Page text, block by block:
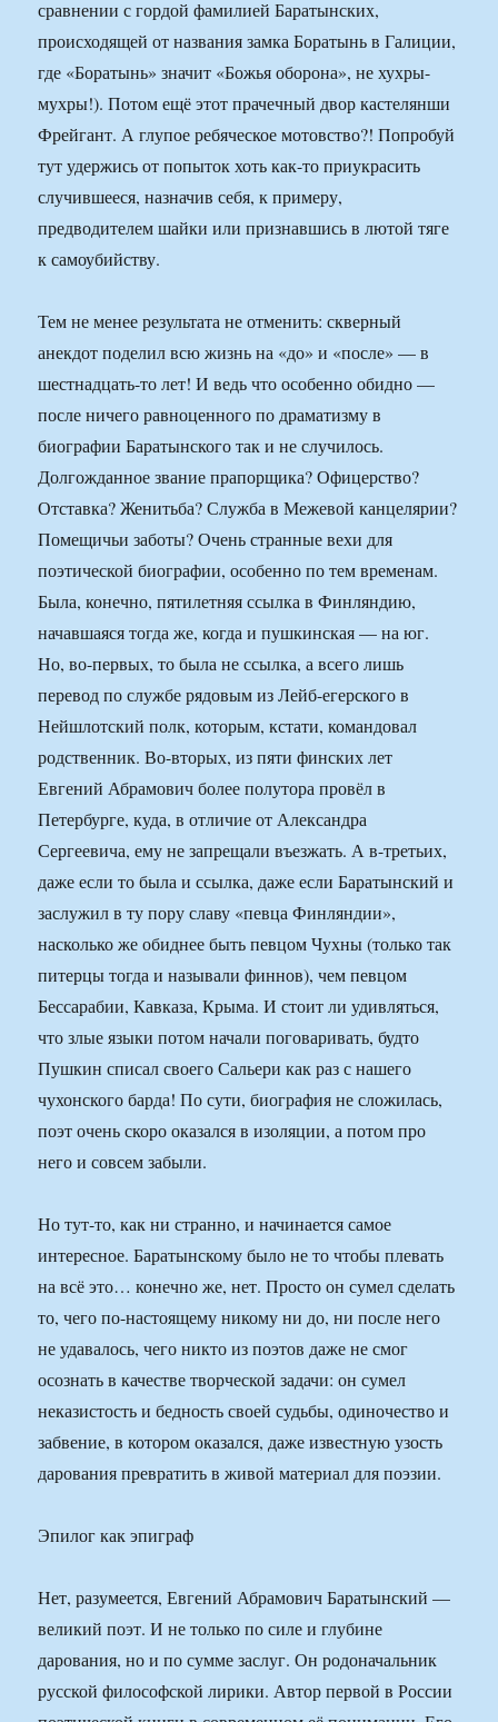
сравнении с гордой фамилией Баратынских,
происходящей от названия замка Боратынь в Галиции,
где «Боратынь» значит «Божья оборона», не хухры-
мухры!). Потом ещё этот прачечный двор кастелянши
Фрейгант. А глупое ребяческое мотовство?! Попробуй
тут удержись от попыток хоть как-то приукрасить
случившееся, назначив себя, к примеру,
предводителем шайки или признавшись в лютой тяге
к самоубийству.
Тем не менее результата не отменить: скверный
анекдот поделил всю жизнь на «до» и «после» — в
шестнадцать-то лет! И ведь что особенно обидно —
после ничего равноценного по драматизму в
биографии Баратынского так и не случилось.
Долгожданное звание прапорщика? Офицерство?
Отставка? Женитьба? Служба в Межевой канцелярии?
Помещичьи заботы? Очень странные вехи для
поэтической биографии, особенно по тем временам.
Была, конечно, пятилетняя ссылка в Финляндию,
начавшаяся тогда же, когда и пушкинская — на юг.
Но, во-первых, то была не ссылка, а всего лишь
перевод по службе рядовым из Лейб-егерского в
Нейшлотский полк, которым, кстати, командовал
родственник. Во-вторых, из пяти финских лет
Евгений Абрамович более полутора провёл в
Петербурге, куда, в отличие от Александра
Сергеевича, ему не запрещали въезжать. А в-третьих,
даже если то была и ссылка, даже если Баратынский и
заслужил в ту пору славу «певца Финляндии»,
насколько же обиднее быть певцом Чухны (только так
питерцы тогда и называли финнов), чем певцом
Бессарабии, Кавказа, Крыма. И стоит ли удивляться,
что злые языки потом начали поговаривать, будто
Пушкин списал своего Сальери как раз с нашего
чухонского барда! По сути, биография не сложилась,
поэт очень скоро оказался в изоляции, а потом про
него и совсем забыли.
Но тут-то, как ни странно, и начинается самое
интересное. Баратынскому было не то чтобы плевать
на всё это… конечно же, нет. Просто он сумел сделать
то, чего по-настоящему никому ни до, ни после него
не удавалось, чего никто из поэтов даже не смог
осознать в качестве творческой задачи: он сумел
неказистость и бедность своей судьбы, одиночество и
забвение, в котором оказался, даже известную узость
дарования превратить в живой материал для поэзии.
Эпилог как эпиграф
Нет, разумеется, Евгений Абрамович Баратынский —
великий поэт. И не только по силе и глубине
дарования, но и по сумме заслуг. Он родоначальник
русской философской лирики. Автор первой в России